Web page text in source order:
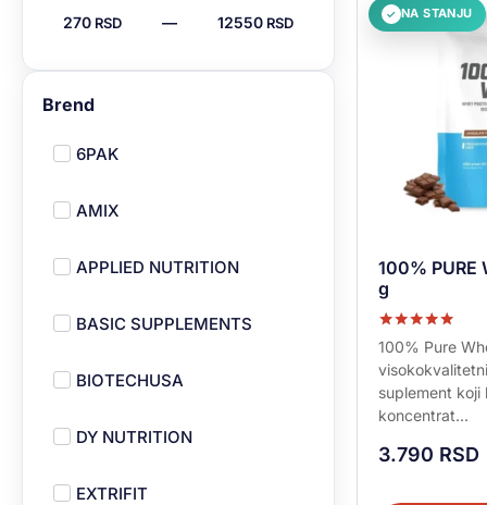
270 — 12550
Brend
6PAK
AMIX
APPLIED NUTRITION
BASIC SUPPLEMENTS
BIOTECHUSA
DY NUTRITION
EXTRIFIT
✓ NA STANJU
100% PURE
g
Ocenjeno sa
5.00
od 5
100% Pure
suplement koji
koncentrat...
3.790 RSD